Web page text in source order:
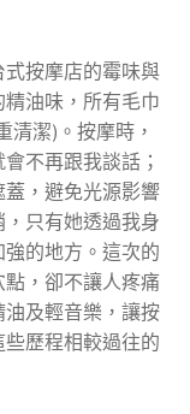
按摩店的霉味與
油味，所有毛巾
清潔)。按摩時，
不再跟我談話；
，避免光源影響
只有她透過我身
的地方。這次的
，卻不讓人疼痛
及輕音樂，讓按
歷程相較過往的